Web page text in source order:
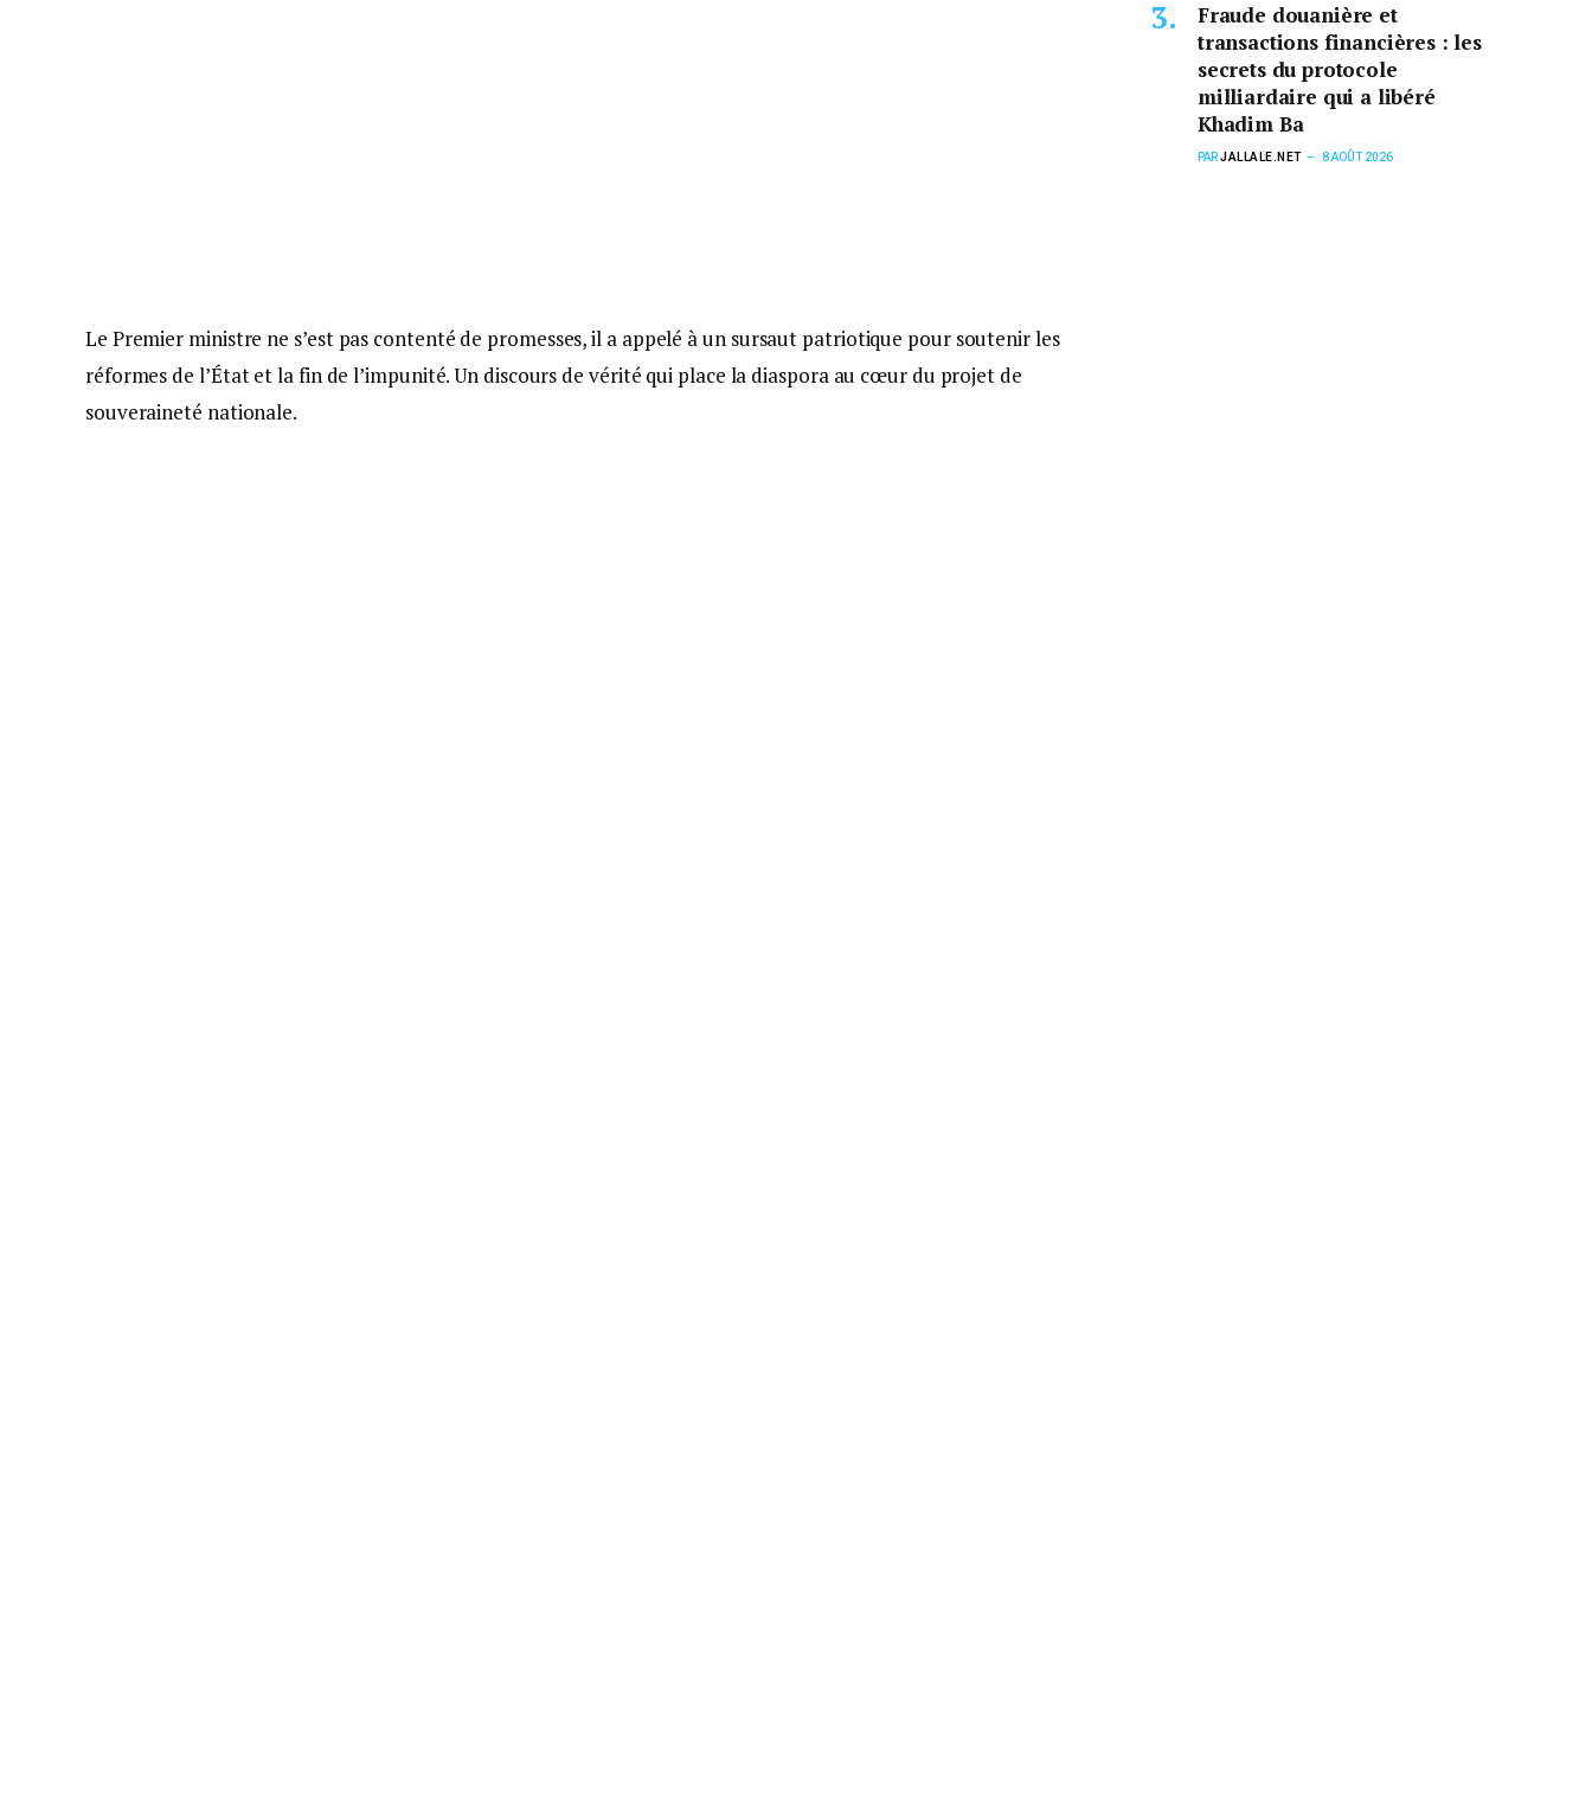
Le Premier ministre ne s’est pas contenté de promesses, il a appelé à un sursaut patriotique pour soutenir les
réformes de l’État et la fin de l’impunité. Un discours de vérité qui place la diaspora au cœur du projet de
souveraineté nationale.
Fraude douanière et
transactions financières : les
secrets du protocole
milliardaire qui a libéré
Khadim Ba
PARJALLALE.NET 8 AOÛT 2026